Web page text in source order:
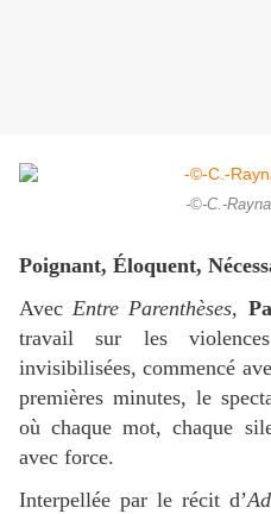
-©-C.-
Poignant, Éloquent,
AvecEntre Parenthèses,
travail sur les
invisibilisées, commencé
premières minutes, le
où chaque mot, chaque
avec force.
Interpellée par le récit d’